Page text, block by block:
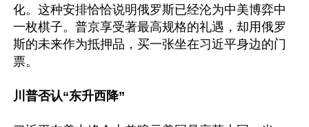
化。这种安排恰恰说明俄罗斯已经沦为中美博弈中
一枚棋子。普京享受著最高规格的礼遇，却用俄罗
斯的未来作为抵押品，买一张坐在习近平身边的门
票。
川普否认“东升西降”